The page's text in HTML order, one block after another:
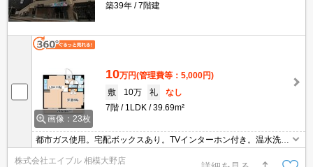
築39年
7階建
画像：23枚
10万円(管理費等：5,000円)
敷
10万 礼
なし
7階
1LDK 39.69m²
都市ガス使用。宅配ボックスあり。TVインターホン付き。温水洗浄
はここから。あなたの新生活応援します！。利便立地で新生活スタ
株式会社エイブル 相模大野店